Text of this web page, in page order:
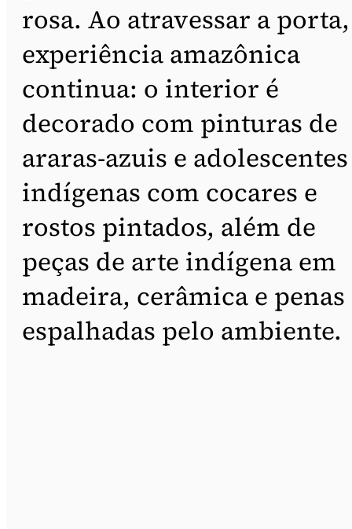
rosa. Ao atravessar a
experiência amazônica
continua: o interior é
decorado com pinturas de
araras-azuis e adolescentes
indígenas com cocares e
rostos pintados, além de
peças de arte indígena em
madeira, cerâmica e penas
espalhadas pelo ambiente.